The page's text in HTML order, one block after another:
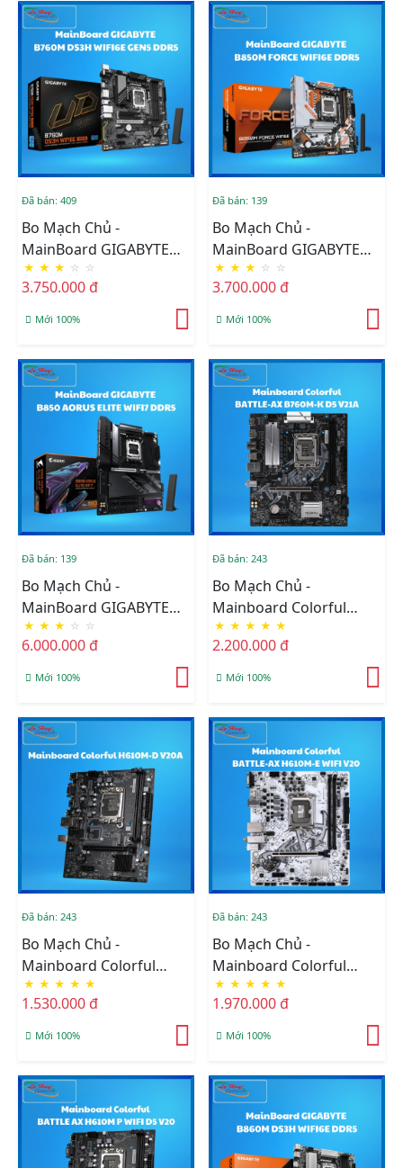
Đã bán: 409
Bo Mạch Chủ -
MainBoard GIGABYTE
B760M DS3H WIFI6E
GEN5 DDR5
★ ★ ★ ☆ ☆
3.750.000 đ
Mới 100%
Đã bán: 139
Bo Mạch Chủ -
MainBoard GIGABYTE
B850M FORCE WIFI6E
DDR5 AM5
★ ★ ★ ☆ ☆
3.700.000 đ
Mới 100%
Đã bán: 139
Bo Mạch Chủ -
MainBoard GIGABYTE
B850 AORUS ELITE WIFI7
DDR5 AM5
★ ★ ★ ☆ ☆
6.000.000 đ
Mới 100%
Đã bán: 243
Bo Mạch Chủ -
Mainboard Colorful
BATTLE-AX B760M-K D5
V21A
★ ★ ★ ★ ★
2.200.000 đ
Mới 100%
Đã bán: 243
Bo Mạch Chủ -
Mainboard Colorful
H610M-D V20A
★ ★ ★ ★ ★
1.530.000 đ
Mới 100%
Đã bán: 243
Bo Mạch Chủ -
Mainboard Colorful
BATTLE-AX H610M-E WIFI
V20
★ ★ ★ ★ ★
1.970.000 đ
Mới 100%